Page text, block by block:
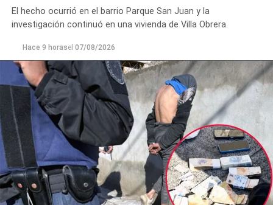
efectivos, el hombre fue demorado con el objetivo de
mayor gravedad.
El hecho ocurrió en el barrio Parque San Juan y la
investigación continuó en una vivienda de Villa Obrera.
Hace 9 horasel 07/08/2026